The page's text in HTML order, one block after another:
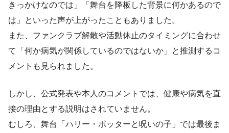
きっかけなのでは」「舞台を降板した背景に何かあるので
は」といった声が上がったこともありました。
また、ファンクラブ解散や活動休止のタイミングに合わせ
て「何か病気が関係しているのではないか」と推測するコ
メントも見られました。
しかし、公式発表や本人のコメントでは、健康や病気を直
接の理由とする説明はされていません。
むしろ、舞台「ハリー・ポッターと呪いの子」では最後ま